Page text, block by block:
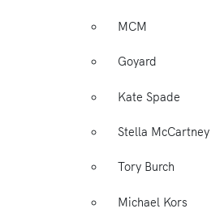
MCM
Goyard
Kate Spade
Stella McCartney
Tory Burch
Michael Kors